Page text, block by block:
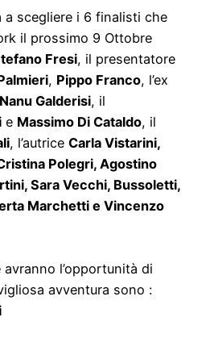
a scegliere i 6 finalisti che
il prossimo 9 Ottobre
Fresi, il presentatore
, Pippo Franco, l’ex
Nanu Galderisi, il
e Massimo Di Cataldo, il
, l’autrice Carla Vistarini,
Polegri, Agostino
Sara Vecchi, Bussoletti,
Marchetti e Vincenzo
l’opportunità di
avventura sono :